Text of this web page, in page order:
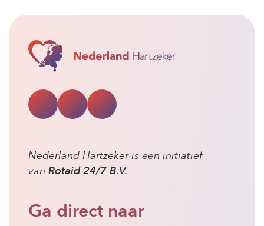
Nederland Hartzeker is een initiatief
van Rotaid 24/7 B.V.
Ga direct naar